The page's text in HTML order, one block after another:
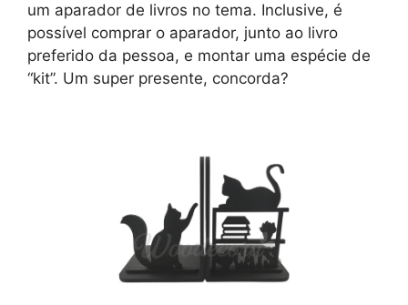
um aparador de livros no tema. Inclusive, é
possível comprar o aparador, junto ao livro
preferido da pessoa, e montar uma espécie de
“kit”. Um super presente, concorda?